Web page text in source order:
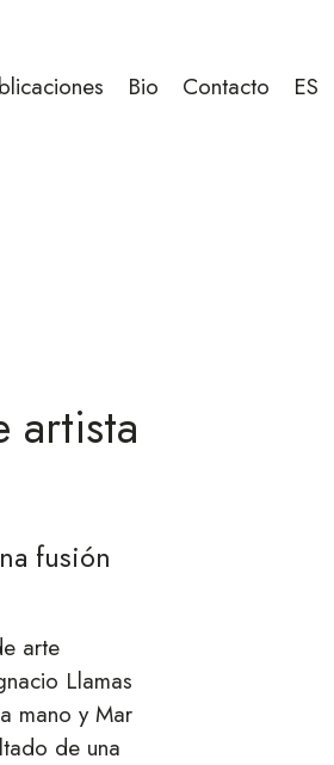
Bio Contacto ES
artista
fusión
arte
Llamas
mano y Mar
de una